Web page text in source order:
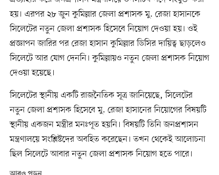
হয়। এরপর ২৮ জুন কুমিল্লার জেলা প্রশাসক মু. রেজা হাসানকে
সিলেটের নতুন জেলা প্রশাসক হিসেবে নিয়োগ দেওয়া হয়। ওই
প্রজ্ঞাপন জারির পর রেজা হাসান কুমিল্লার ডিসির দায়িত্ব ছাড়লেও
সিলেটে আর যোগ দেননি। কুমিল্লায়ও নতুন জেলা প্রশাসক নিয়োগ
দেওয়া হয়েছে।
সিলেটের স্থানীয় একটি রাজনৈতিক সূত্র জানিয়েছে, সিলেটের
নতুন জেলা প্রশাসক হিসেবে মু. রেজা হাসানের নিয়োগের বিষয়টি
স্থানীয় একজন মন্ত্রীর মনঃপূত হয়নি। বিষয়টি তিনি জনপ্রশাসন
মন্ত্রণালয়ে সংশ্লিষ্টদের অবহিত করেছেন। তখন থেকেই আলোচনা
ছিল সিলেটে আবার নতুন জেলা প্রশাসক নিয়োগ হতে পারে।